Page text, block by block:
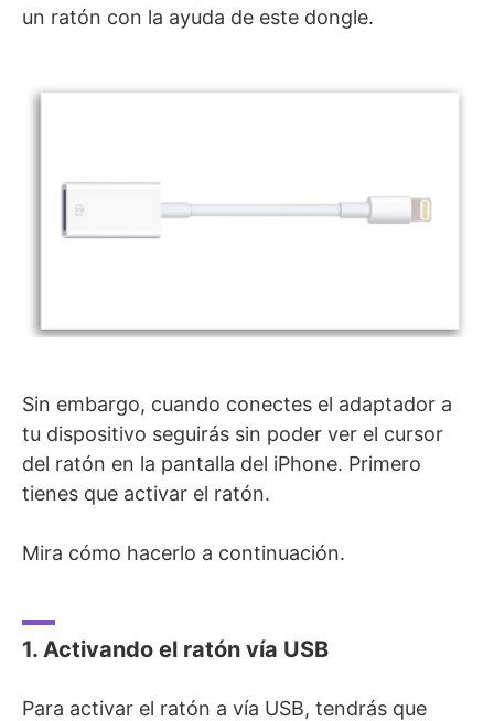
un ratón con la ayuda de este dongle.
Sin embargo, cuando conectes el adaptador a
tu dispositivo seguirás sin poder ver el cursor
del ratón en la pantalla del iPhone. Primero
tienes que activar el ratón.
Mira cómo hacerlo a continuación.
1. Activando el ratón vía USB
Para activar el ratón a vía USB, tendrás que